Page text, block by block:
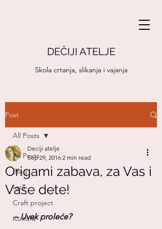
DEČIJI ATELJE
Skola crtanja, slikanja i vajanja
Post
All Posts
Blog
Igra
Craft project
Kultura
All Posts
Origami zabava, za Vas i
Vaše dete!
Deciji atelje
Sep 29, 2016 2 min read
– Uvek proleće?